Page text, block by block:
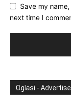
Save my
next time I
Oglasi -